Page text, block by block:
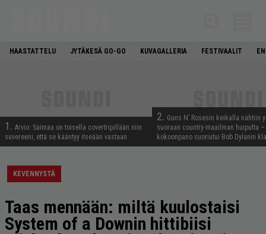
HAASTATTELU JYTÄKESÄ GO-GO KUVAGALLERIA FESTIVAALIT
1. Arvio: Saimaa on toisella covertripillään niin
suvereeni, että se kääntyy itseään vastaan
2. Guns N’ Rosesin keikalla nähtiin
suoraan country-maailman huipulta
kokoonpano suoriutui Bob Dylanin
KEVENNYSTÄ
Taas mennään: miltä kuulostaisi
System of a Downin hittibiisi